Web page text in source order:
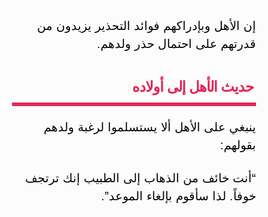
إن الأهل وبإدراكهم فوائد التحذير يزيدون من
قدرتهم على احتمال حذر ولدهم.
حديث الأهل إلى أولاده
ينبغي على الأهل ألا يستسلموا لرغبة ولدهم
بقولهم:
“أنت خائف من الذهاب إلى الطبيب إنك ترتجف
خوفاً. لذا سأقوم بإلغاء الموعد”.